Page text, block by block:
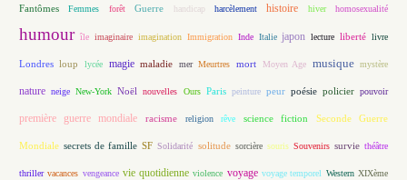
Fantômes Femmes forêt Guerre handicap harcèlement histoire hiver homosexualité
humour île imaginaire imagination Immigration Inde Italie japon lecture liberté livre
Londres loup lycée magie maladie mer Meurtres mort Moyen Age musique mystère
nature neige New-York Noël nouvelles Ours Paris peinture peur poésie policier pouvoir
première guerre mondiale racisme religion rêve science fiction Seconde Guerre
Mondiale secrets de famille SF Solidarité solitude sorcière souris Souvenirs survie théâtre
thriller vacances vengeance vie quotidienne violence voyage voyage temporel Western XIXème